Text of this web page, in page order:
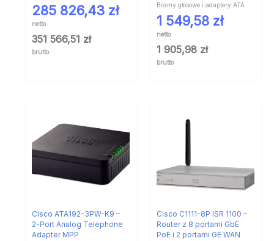
285 826,43 zł
netto
351 566,51 zł
brutto
Bramy głosowe i adaptery ATA
1 549,58 zł
netto
1 905,98 zł
brutto
Cisco ATA192-3PW-K9 –
2-Port Analog Telephone
Adapter MPP
Cisco C1111-8P ISR 1100 –
Router z 8 portami GbE
PoE i 2 portami GE WAN